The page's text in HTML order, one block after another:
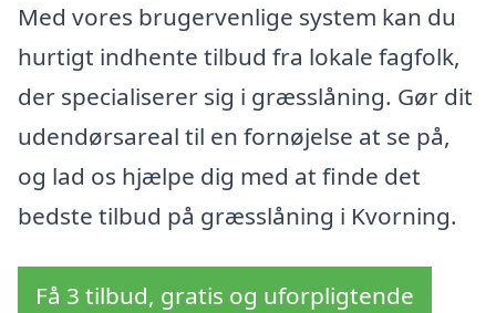
Med vores brugervenlige system kan du
hurtigt indhente tilbud fra lokale fagfolk,
der specialiserer sig i græsslåning. Gør dit
udendørsareal til en fornøjelse at se på,
og lad os hjælpe dig med at finde det
bedste tilbud på græsslåning i Kvorning.
Få 3 tilbud, gratis og uforpligtende